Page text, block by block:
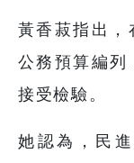
黃香菽指出，
公務預算編列
接受檢驗。
她認為，民